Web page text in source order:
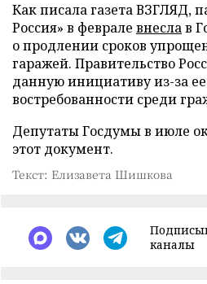
Как писала газета ВЗГЛЯД,
Россия» в феврале внеслав
о продлении сроков
гаражей. Правительство
данную инициативу из-за
востребованности среди
Депутаты Госдумы в июле
этот документ.
Текст: Елизавета Шишкова
каналы